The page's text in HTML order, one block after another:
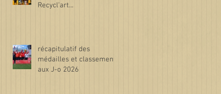
Recycl'art...
récapitulatif des
médailles et classements
aux J-o 2026